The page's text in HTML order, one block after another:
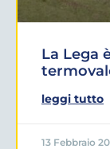
La Lega
leggi tutto
13 Febbraio